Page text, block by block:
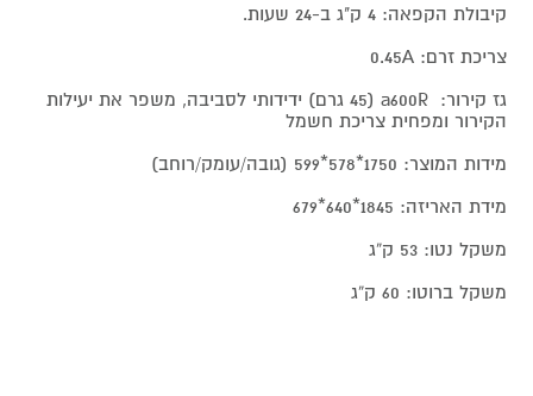
קיבולת הקפאה: 4 ק"ג ב-24 שעות.
צריכת זרם: 0.45A
גז קירור: a600R (45 גרם) ידידותי לסביבה, משפר את יעילות
הקירור ומפחית צריכת חשמל
מידות המוצר: 1750*578*599 (גובה/עומק/רוחב)
מידת האריזה: 1845*640*679
משקל נטו: 53 ק“ג
משקל ברוטו: 60 ק“ג